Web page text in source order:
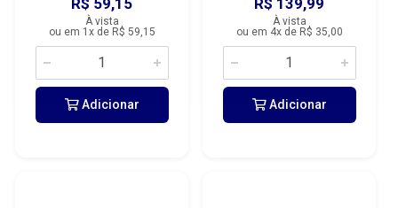
R$ 59,15
À vista
ou em 1x de R$ 59,15
Adicionar
R$ 139,99
À vista
ou em 4x de R$ 35,00
Adicionar